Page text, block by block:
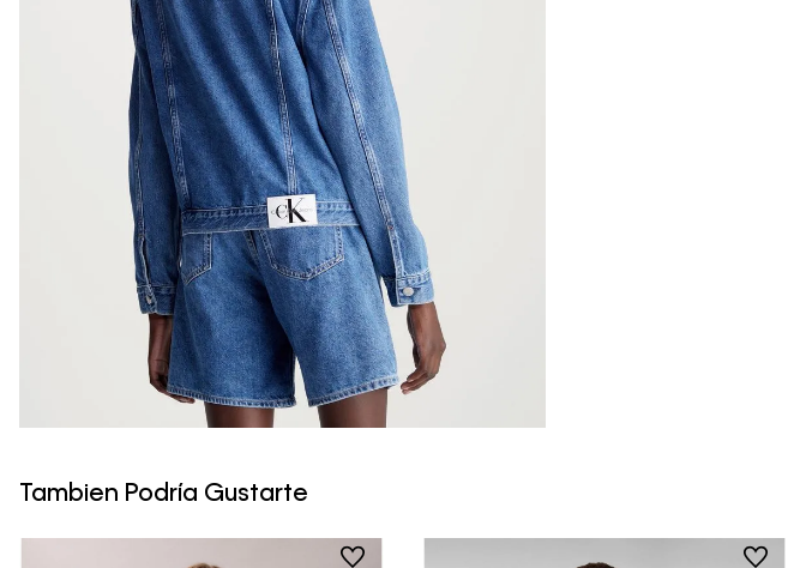
Tambien Podría Gustarte